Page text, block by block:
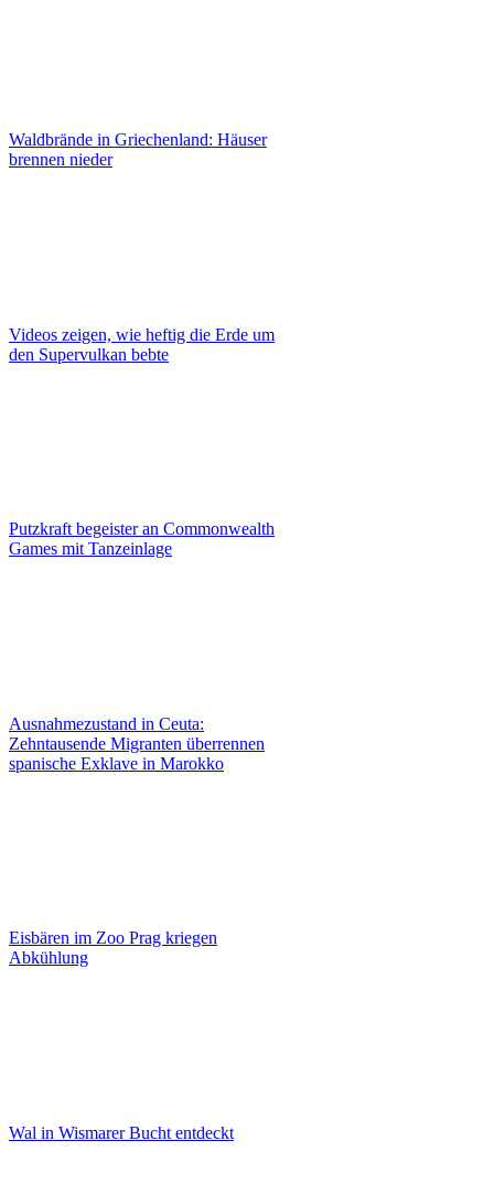
Waldbrände in Griechenland: Häuser
brennen nieder
Videos zeigen, wie heftig die Erde um
den Supervulkan bebte
Putzkraft begeister an Commonwealth
Games mit Tanzeinlage
Ausnahmezustand in Ceuta:
Zehntausende Migranten überrennen
spanische Exklave in Marokko
Eisbären im Zoo Prag kriegen
Abkühlung
Wal in Wismarer Bucht entdeckt